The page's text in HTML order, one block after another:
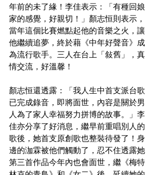
年前的未了緣！李佳表示：「有種回娘
家的感覺，好親切！」顏志恒則表示，
當年這個比賽燃點起他的音樂之火，讓
他繼續追夢，終於藉《中年好聲音》成
為流行歌手。三人在台上「敍舊」，真
情交流，好溫馨！
顏志恒還透露：「我人生中首支派台歌
已完成錄音，即將面世，內容是關於男
人為了家人幸福努力拼博的故事。」李
佳亦分享了好消息，繼早前重唱別人的
歌後，她首支原創歌也整裝待發了！身
邊的泇霖被他們觸動了，忍不住透露她
第三首作品今年內也會面世，繼《梅特